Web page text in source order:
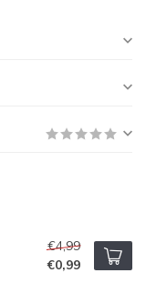
€4,99
€0,99